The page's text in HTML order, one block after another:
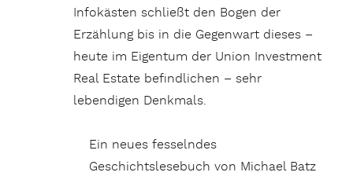
Infokästen schließt den Bogen der
Erzählung bis in die Gegenwart dieses –
heute im Eigentum der Union Investment
Real Estate befindlichen – sehr
lebendigen Denkmals.
Ein neues fesselndes
Geschichtslesebuch von Michael Batz